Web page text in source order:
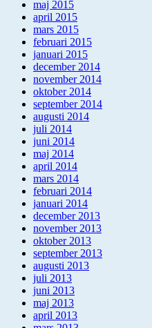
maj 2015
april 2015
mars 2015
februari 2015
januari 2015
december 2014
november 2014
oktober 2014
september 2014
augusti 2014
juli 2014
juni 2014
maj 2014
april 2014
mars 2014
februari 2014
januari 2014
december 2013
november 2013
oktober 2013
september 2013
augusti 2013
juli 2013
juni 2013
maj 2013
april 2013